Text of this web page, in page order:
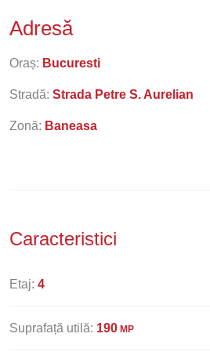
Adresă
Oraș: Bucuresti
Stradă: Strada Petre S. Aurelian
Zonă: Baneasa
Caracteristici
Etaj: 4
Suprafață utilă: 190 MP